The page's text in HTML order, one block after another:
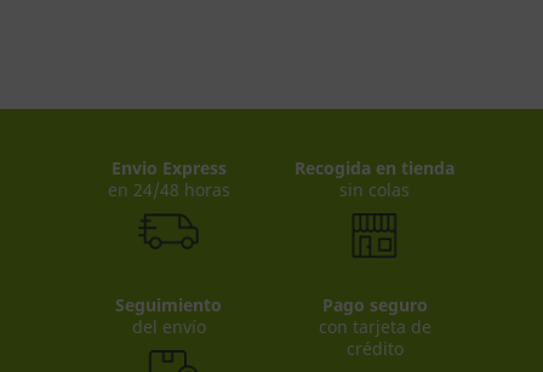
Envio Express
en 24/48 horas
Recogida en tienda
sin colas
Seguimiento
del envío
Pago seguro
con tarjeta de
crédito